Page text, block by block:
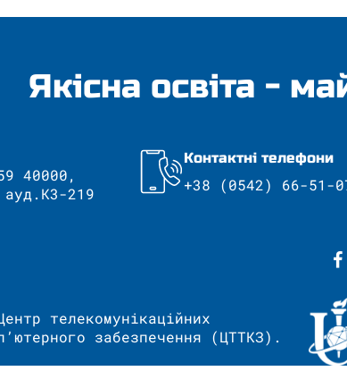
Якісна освіта -
40000,
219
Контактні телефони
+38 (0542) 66-51-
телекомунікаційних
забезпечення (ЦТТКЗ).